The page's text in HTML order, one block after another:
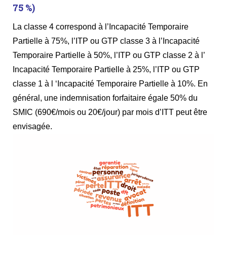
75 %)
La classe 4 correspond à l’Incapacité Temporaire
Partielle à 75%, l’ITP ou GTP classe 3 à l’Incapacité
Temporaire Partielle à 50%, l’ITP ou GTP classe 2 à l’
Incapacité Temporaire Partielle à 25%, l’ITP ou GTP
classe 1 à l ‘Incapacité Temporaire Partielle à 10%. En
général, une indemnisation forfaitaire égale 50% du
SMIC (690€/mois ou 20€/jour) par mois d’ITT peut être
envisagée.